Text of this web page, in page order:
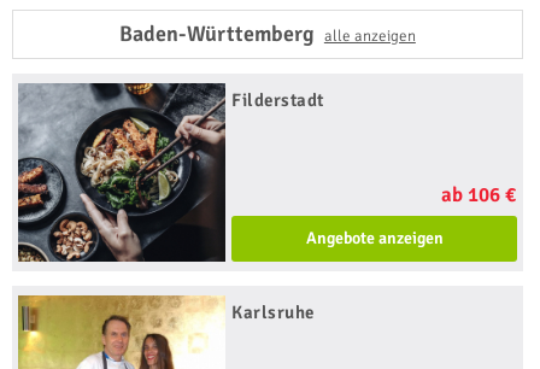
Baden-Württemberg alle anzeigen
Filderstadt
ab 106 €
Angebote anzeigen
Karlsruhe